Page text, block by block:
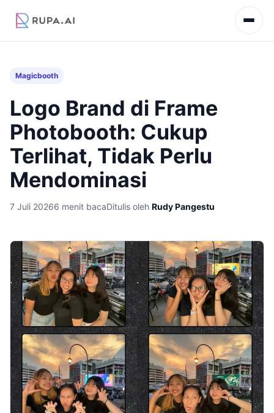
Magicbooth
Logo Brand di Frame
Photobooth: Cukup
Terlihat, Tidak Perlu
Mendominasi
7 Juli 20266 menit bacaDitulis oleh Rudy Pangestu